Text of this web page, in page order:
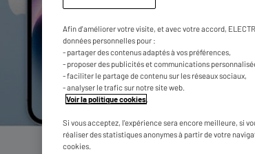
Afin d'améliorer votre visite, et avec votre accord,
données personnelles pour :
- partager des contenus adaptés à vos préférences,
- proposer des publicités et communications
- faciliter le partage de contenu sur les réseaux sociaux,
- analyser le trafic sur notre site web.
Voir la politique cookies
Si vous acceptez, l'expérience sera encore meilleure, si
réaliser des statistiques anonymes à partir de votre
cookies.